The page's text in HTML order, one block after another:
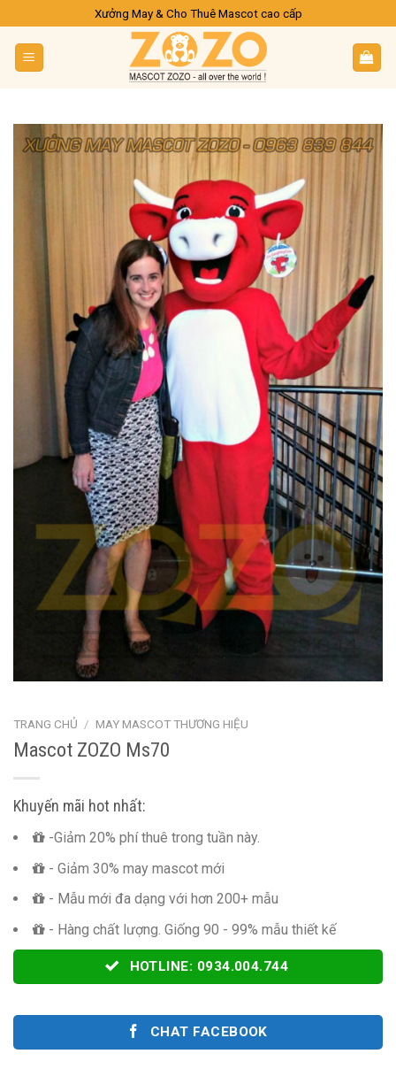
content
Xưởng May & Cho Thuê Mascot cao cấp
TRANG CHỦ / MAY MASCOT THƯƠNG HIỆU
Mascot ZOZO Ms70
Khuyến mãi hot nhất:
-Giảm 20% phí thuê trong tuần này.
- Giảm 30% may mascot mới
- Mẫu mới đa dạng với hơn 200+ mẫu
- Hàng chất lượng. Giống 90 - 99% mẫu thiết kế
HOTLINE: 0934.004.744
CHAT FACEBOOK